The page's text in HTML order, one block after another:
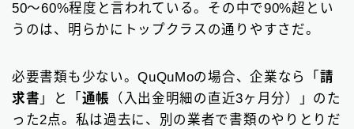
50〜60%程度と言われている。その中で90%超とい
うのは、明らかにトップクラスの通りやすさだ。
必要書類も少ない。QuQuMoの場合、企業なら「 請
求書 」と「 通帳
（入出金明細の直近3ヶ月分）」のた
った2点。私は過去に、別の業者で書類のやりとりだ